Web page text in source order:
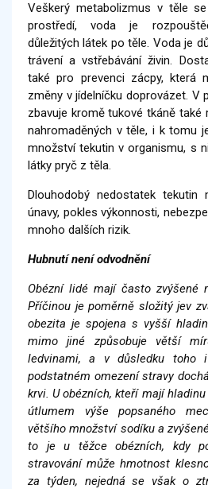
Veškerý metabolizmus v těle
prostředí, voda je
důležitých látek po těle. Voda je
trávení a vstřebávání živin.
také pro prevenci zácpy, která
změny v jídelníčku doprovázet. V
zbavuje kromě tukové tkáně také
nahromaděných v těle, i k tomu
množství tekutin v organismu, s
látky pryč z těla.
Dlouhodobý nedostatek
únavy, pokles výkonnosti,
mnoho dalších rizik.
Hubnutí není odvodnění
Obézní lidé mají často zvýšené
Příčinou je poměrně složitý jev
obezita je spojena s vyšší
mimo jiné způsobuje větší
ledvinami, a v důsledku toho
podstatném omezení stravy
krvi. U obézních, kteří mají
útlumem výše popsaného
většího množství sodíku a
to je u těžce obézních, kdy
stravování může hmotnost
za týden, nejedná se však o